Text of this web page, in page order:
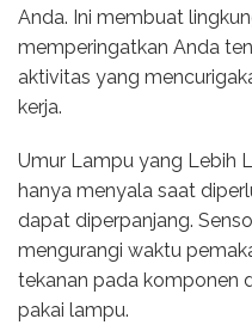
Anda. Ini membuat
memperingatkan Anda
aktivitas yang
kerja.
Umur Lampu yang Lebih
hanya menyala saat
dapat diperpanjang.
mengurangi waktu
tekanan pada komponen
pakai lampu.